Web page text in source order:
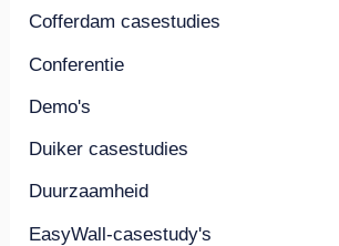
Cofferdam casestudies
Conferentie
Demo's
Duiker casestudies
Duurzaamheid
EasyWall-casestudy's